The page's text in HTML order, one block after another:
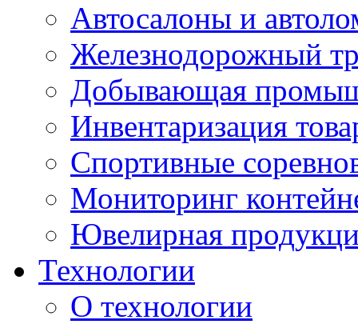
Автосалоны и
Железнодорожный
Добывающая
Инвентаризация
Спортивные
Мониторинг
Ювелирная
Технологии
О технологии